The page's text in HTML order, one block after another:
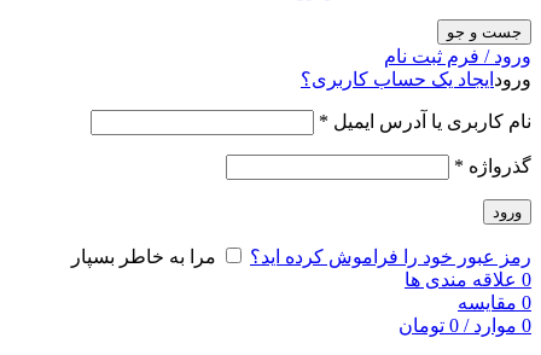
جست و جو
ورود / فرم ثبت نام
ورود ایجاد یک حساب کاربری؟
نام کاربری یا آدرس ایمیل *
گذرواژه *
ورود
رمز عبور خود را فراموش کرده اید؟
مرا به خاطر بسپار
0 علاقه مندی ها
0 مقایسه
0 موارد /
0 تومان